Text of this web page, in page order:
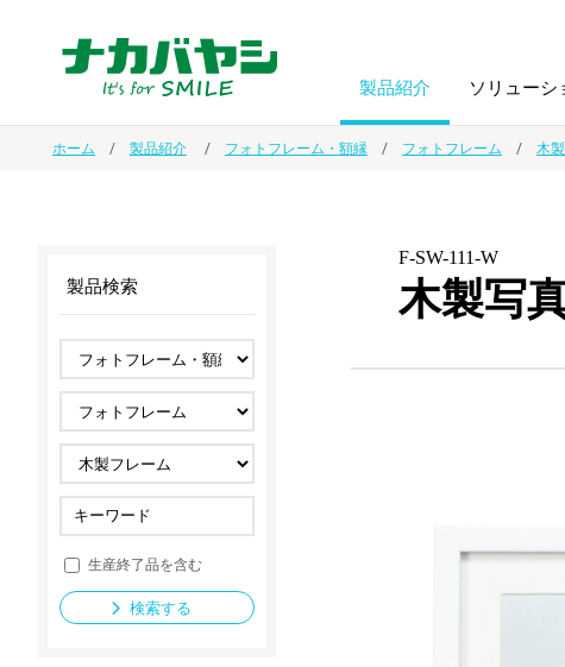
製品紹介
ノート・紙製
スマートフォン・
タブレット関連
防災・
セキュリティ用品
法人向け製品
ソリューシ
オーダー手帳・ノベルティ制作
ドキュメントスキャニングサービス
導入事例
IR情報
サステナビリティ
ホーム 製品紹介 フォトフレーム・額縁 フォトフレーム 木
F-SW-111-W
木製写
製品検索
生産終了品を含む
検索する